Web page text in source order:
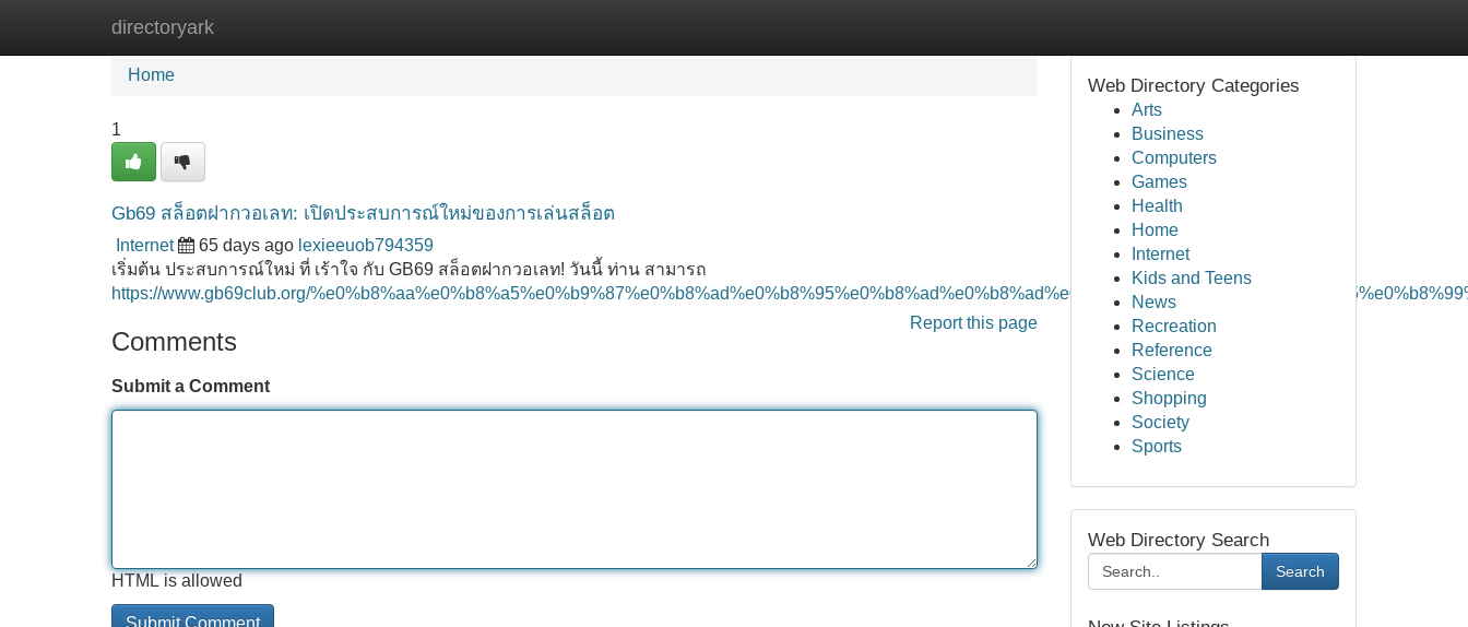
directoryark
Home
Home
1
Gb69 สล็อตฝากวอเลท: เปิดประสบการณ์ใหม่ของการเล่นสล็อต
Internet 65 days ago lexieeuob794359
เริ่มต้น ประสบการณ์ใหม่ ที่ เร้าใจ กับ GB69 สล็อตฝากวอเลท! วันนี้ ท่าน สามารถ
https://www.gb69club.org/
Report this page
Comments
Submit a Comment
HTML is allowed
Web Directory Categories
Arts
Business
Computers
Games
Health
Home
Internet
Kids and Teens
News
Recreation
Reference
Science
Shopping
Society
Sports
Web Directory Search
Search